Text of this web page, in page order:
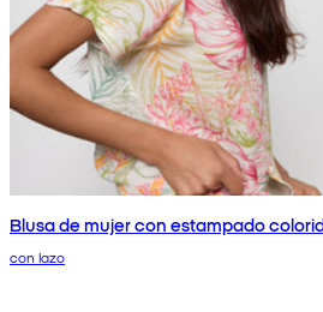
Blusa de mujer con estampado
con lazo